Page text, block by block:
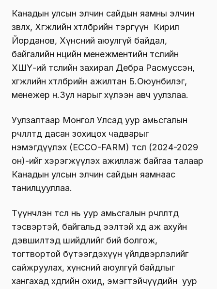
Канадын улсын элчин сайдын яамны элчин
зөвлөх, Хөгжлийн хөтөлбөрийн тэргүүн Кирил
Йорданов, Хүнсний аюулгүй байдал,
байгалийн нөөцийн менежментийн төслийн
ХШҮ-ий төслийн захирал Дебра Расмуссэн,
хөгжлийн хөтөлбөрийн ажилтан Б.Оюунбилэг,
менежер н.Зул нарыг хүлээн авч уулзлаа.
Уулзалтаар Монгол Улсад уур амьсгалын
өөрчлөлтөд дасан зохицох чадварыг
нэмэгдүүлэх (ECCO-FARM) төсөл (2024-2029
он)-ийг хэрэгжүүлэх ажиллаж байгаа талаар
Канадын улсын элчин сайдын яамнаас
танилцууллаа.
Түүнчлэн төсөл нь уур амьсгалын өөрчлөлтөд
тэсвэртэй, байгальд ээлтэй хөдөө аж ахуйн
дэвшилтэд шийдлийг бий болгож,
тогтвортой бүтээгдэхүүн үйлдвэрлэлийг
сайжруулах, хүнсний аюулгүй байдлыг
хангахад хөдөөгийн охид, эмэгтэйчүүдийн уур